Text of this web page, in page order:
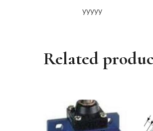
yyyyy
Related